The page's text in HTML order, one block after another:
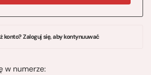
konto? Zaloguj się, aby kontynuuwać
w numerze: